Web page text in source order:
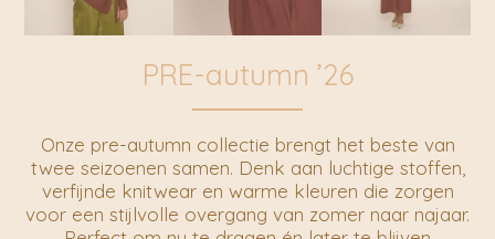
PRE-autumn ’26
Onze pre-autumn collectie brengt het beste van
twee seizoenen samen. Denk aan luchtige stoffen,
verfijnde knitwear en warme kleuren die zorgen
voor een stijlvolle overgang van zomer naar najaar.